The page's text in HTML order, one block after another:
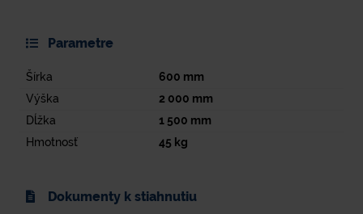
Parametre
Šírka 600 mm
Výška
2 000 mm
Dĺžka
1 500 mm
Hmotnosť
45 kg
Dokumenty k stiahnutiu